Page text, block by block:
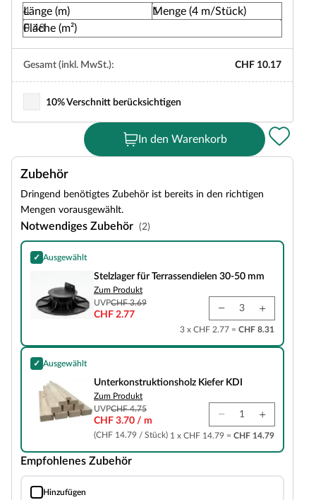
Länge (m)
Menge (4 m/Stück)
Fläche (m²)
Gesamt (inkl. MwSt.): CHF 10.17
10% Verschnitt berücksichtigen
In den Warenkorb
Zubehör
Dringend benötigtes Zubehör ist bereits in den richtigen
Mengen vorausgewählt.
Notwendiges Zubehör (2)
✓ Ausgewählt
Stelzlager für Terrassendielen 30-50 mm
Stelzlager für Terrassendielen 30-50 mm
Zum Produkt
UVPCHF 3.69
CHF 2.77
3 x CHF 2.77 = CHF 8.31
✓ Ausgewählt
Unterkonstruktionsholz Kiefer KDI
Unterkonstruktionsholz Kiefer KDI
Zum Produkt
UVPCHF 4.75
CHF 3.70 / m
(CHF 14.79 / Stück) 1 x CHF 14.79 = CHF 14.79
Empfohlenes Zubehör
Hinzufügen
Distanz--Abstandshalter 50 Stück Hinterlüftung